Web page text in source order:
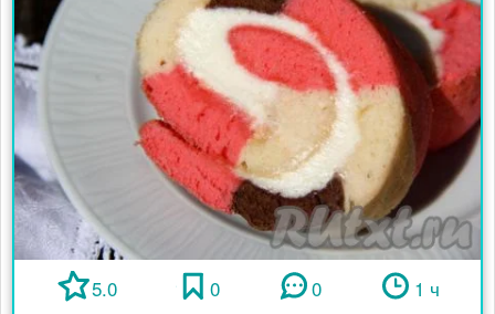
5.0 0 0 1 ч